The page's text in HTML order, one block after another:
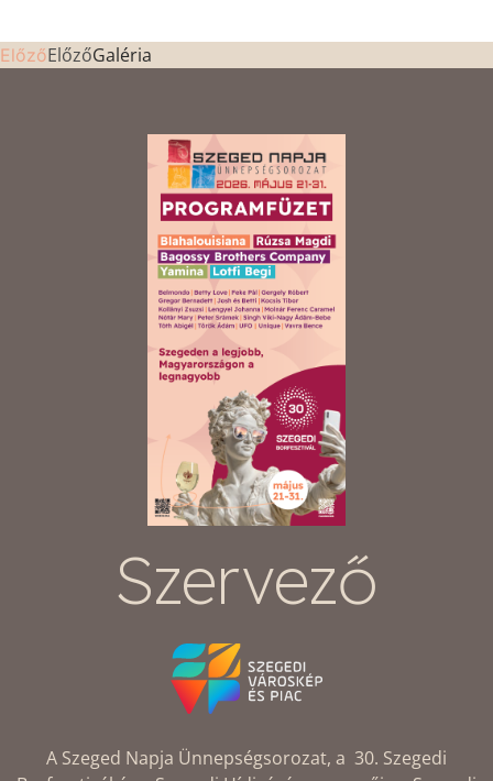
ElőzőElőzőGaléria
Szervező
A Szeged Napja Ünnepségsorozat, a 30. Szegedi